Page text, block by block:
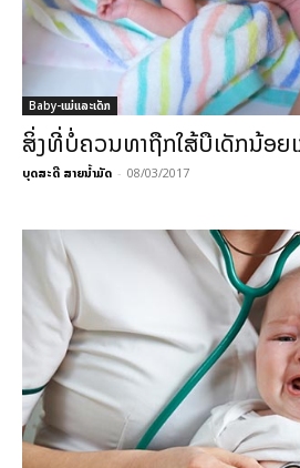
Baby-ແມ່ແລະເດັກ
ສິ່ງທີ່ບໍ່ຄວນທາຖືກໃສ້ບືເດັກນ້ອຍ
ບຸດສະດີ ສາຍນ້ຳມັດ - 08/03/2017